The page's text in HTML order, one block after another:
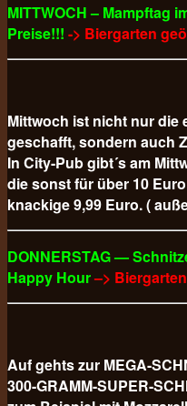
MITTWOCH – Mampftag
Preise!!! -> Biergarten
Mittwoch ist nicht nur die
geschafft, sondern auch
In City-Pub gibt´s am
die sonst für über 10
knackige 9,99 Euro. (
DONNERSTAG —
Happy Hour–>
Auf gehts zur MEGA-
300-GRAMM-SUPER-